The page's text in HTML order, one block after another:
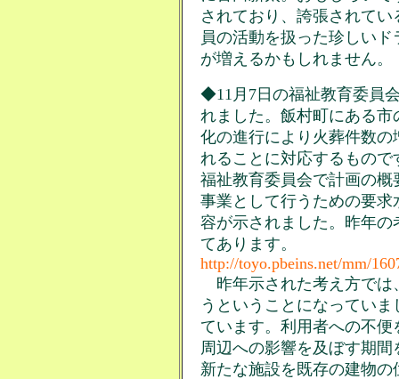
されており、誇張されて
員の活動を扱った珍しい
が増えるかもしれません。
◆11月7日の福祉教育委員
れました。飯村町にある
化の進行により火葬件数
れることに対応するもの
福祉教育委員会で計画の
事業として行うための要
容が示されました。昨年
てあります。
http://toyo.pbeins.net/mm/
昨年示された考え方では
うということになってい
ています。利用者への不
周辺への影響を及ぼす期
新たな施設を既存の建物